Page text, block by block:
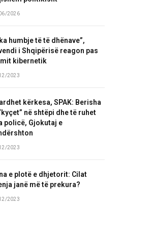
2026
humbje të të dhënave”,
i Shqipërisë reagon pas
kibernetik
2023
kërkesa, SPAK: Berisha
në shtëpi dhe të ruhet
policë, Gjokutaj e
2023
e plotë e dhjetorit: Cilat
janë më të prekura?
2023